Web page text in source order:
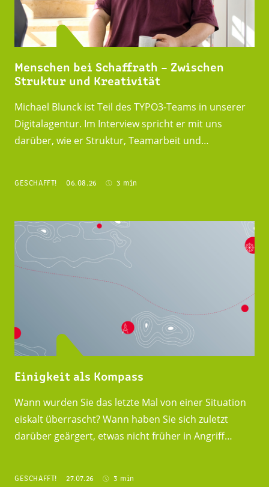
Menschen bei Schaffrath – Zwischen
Struktur und Kreativität
Michael Blunck ist Teil des TYPO3-Teams in unserer
Digitalagentur. Im Interview spricht er mit uns
darüber, wie er Struktur, Teamarbeit und…
GESCHAFFT! 06.08.26 3 min
Einigkeit als Kompass
Wann wurden Sie das letzte Mal von einer Situation
eiskalt überrascht? Wann haben Sie sich zuletzt
darüber geärgert, etwas nicht früher in Angriff…
GESCHAFFT! 27.07.26 3 min